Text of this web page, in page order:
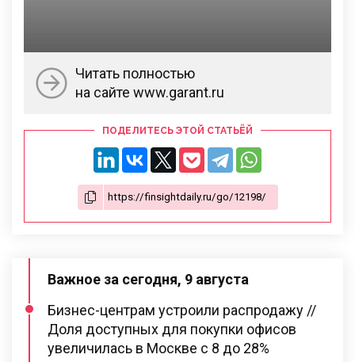
Читать полностью
на сайте www.garant.ru
ПОДЕЛИТЕСЬ ЭТОЙ СТАТЬЁЙ
Важное за сегодня, 9 августа
Бизнес-центрам устроили распродажу //
Доля доступных для покупки офисов
увеличилась в Москве с 8 до 28%